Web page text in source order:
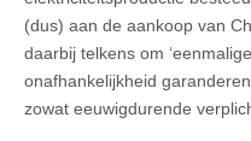
(dus) aan de aankoop van
daarbij telkens om
onafhankelijkheid
zowat eeuwigdurende